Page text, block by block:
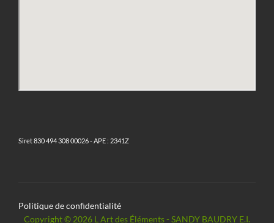
Siret 830 494 308 00026 - APE : 2341Z
Politique de confidentialité
Copyright © 2026 L Art des Éléments - SANDY BAUDRY E.I.